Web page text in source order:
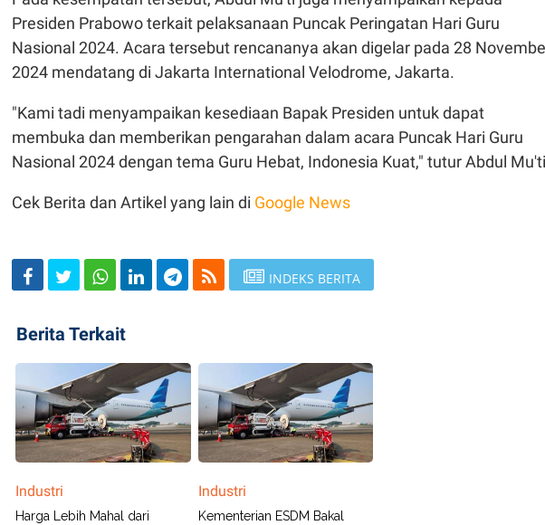
Presiden Prabowo terkait pelaksanaan Puncak Peringatan Hari Guru
Nasional 2024. Acara tersebut rencananya akan digelar pada 28
2024 mendatang di Jakarta International Velodrome, Jakarta.
"Kami tadi menyampaikan kesediaan Bapak Presiden untuk dapat
membuka dan memberikan pengarahan dalam acara Puncak Hari Guru
Nasional 2024 dengan tema Guru Hebat, Indonesia Kuat," tutur Abdul
Cek Berita dan Artikel yang lain di Google News
INDEKS BERITA
Berita Terkait
Industri
Harga Lebih Mahal dari
Industri
Kementerian ESDM Bakal